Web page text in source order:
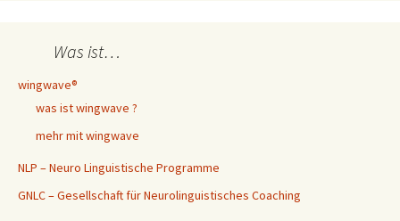
Was ist…
wingwave®
was ist wingwave ?
mehr mit wingwave
NLP – Neuro Linguistische Programme
GNLC – Gesellschaft für Neurolinguistisches Coaching